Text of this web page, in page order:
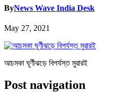
ByNews Wave India Desk
May 27, 2021
আচমকা ঘূর্ণীঝড়ে বিপর্যস্ত মুরারই
Post navigation